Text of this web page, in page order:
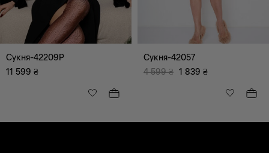
Сукня-42209P
11 599 ₴
Сукня-42057
4 599 ₴ 1 839 ₴